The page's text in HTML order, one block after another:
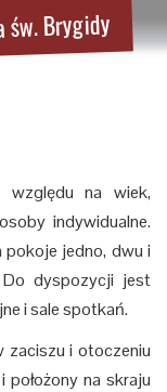
św. Brygidy
względu na wiek,
indywidualne.
pokoje jedno, dwu i
Do dyspozycji jest
i sale spotkań.
zaciszu i otoczeniu
na skraju